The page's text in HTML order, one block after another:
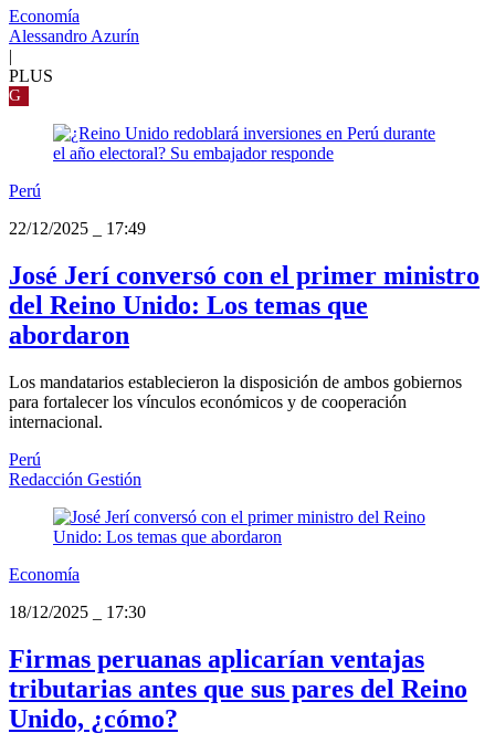
Economía
Alessandro Azurín
|
PLUS
G
Perú
22/12/2025
17:49
José Jerí conversó con el primer ministro
del Reino Unido: Los temas que
abordaron
Los mandatarios establecieron la disposición de ambos gobiernos
para fortalecer los vínculos económicos y de cooperación
internacional.
Perú
Redacción Gestión
Economía
18/12/2025
17:30
Firmas peruanas aplicarían ventajas
tributarias antes que sus pares del Reino
Unido, ¿cómo?